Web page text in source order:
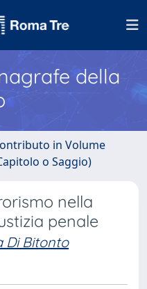
della
in Volume
o Saggio)
nella
penale
Di Bitonto